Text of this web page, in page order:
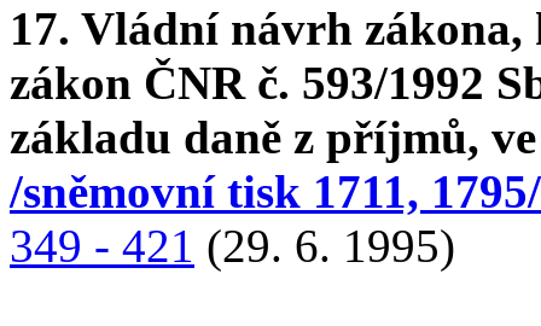
17. Vládní návrh
zákon ČNR č. 593/1992
základu daně z příjmů,
/sněmovní tisk 1711, 1795/
349 - 421 (29. 6. 1995)